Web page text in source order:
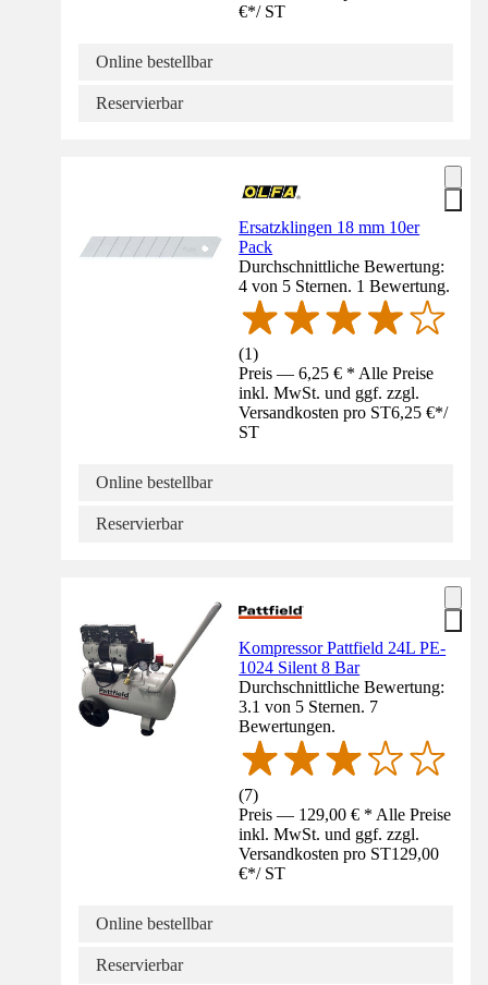
€*/ ST
Online bestellbar
Reservierbar
Ersatzklingen 18 mm 10er
Pack
Durchschnittliche Bewertung:
4 von 5 Sternen. 1 Bewertung.
(1)
Preis — 6,25 € * Alle Preise
inkl. MwSt. und ggf. zzgl.
Versandkosten pro ST6,25 €*/
ST
Online bestellbar
Reservierbar
Kompressor Pattfield 24L PE-
1024 Silent 8 Bar
Durchschnittliche Bewertung:
3.1 von 5 Sternen. 7
Bewertungen.
(7)
Preis — 129,00 € * Alle Preise
inkl. MwSt. und ggf. zzgl.
Versandkosten pro ST129,00
€*/ ST
Online bestellbar
Reservierbar